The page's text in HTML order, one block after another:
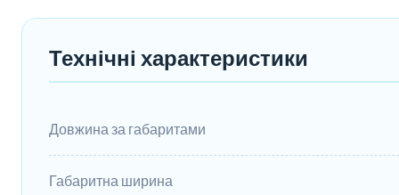
Технічні характеристики
Довжина за габаритами
Габаритна ширина